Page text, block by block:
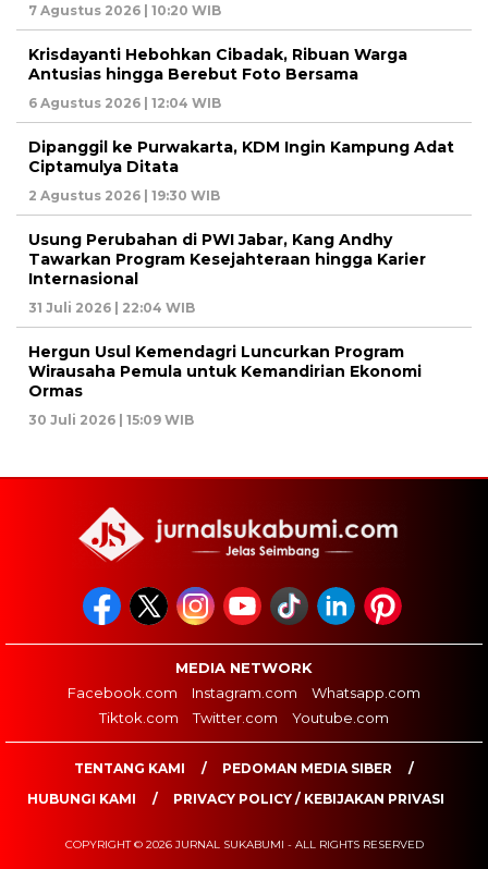
7 Agustus 2026 | 10:20 WIB
Krisdayanti Hebohkan Cibadak, Ribuan Warga
Antusias hingga Berebut Foto Bersama
6 Agustus 2026 | 12:04 WIB
Dipanggil ke Purwakarta, KDM Ingin Kampung Adat
Ciptamulya Ditata
2 Agustus 2026 | 19:30 WIB
Usung Perubahan di PWI Jabar, Kang Andhy
Tawarkan Program Kesejahteraan hingga Karier
Internasional
31 Juli 2026 | 22:04 WIB
Hergun Usul Kemendagri Luncurkan Program
Wirausaha Pemula untuk Kemandirian Ekonomi
Ormas
30 Juli 2026 | 15:09 WIB
MEDIA NETWORK
Facebook.com
Instagram.com
Whatsapp.com
Tiktok.com
Twitter.com Youtube.com
TENTANG KAMI
PEDOMAN MEDIA SIBER
HUBUNGI KAMI
PRIVACY POLICY / KEBIJAKAN PRIVASI
COPYRIGHT © 2026 JURNAL SUKABUMI - ALL RIGHTS RESERVED